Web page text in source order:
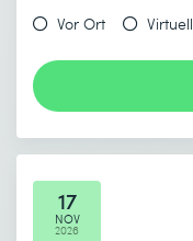
* Pflichtfelder
Vor Ort Virtuell
17
NOV
2026